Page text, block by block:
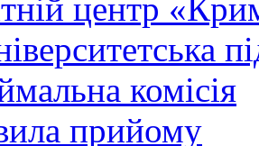
центр
комісія
прийому